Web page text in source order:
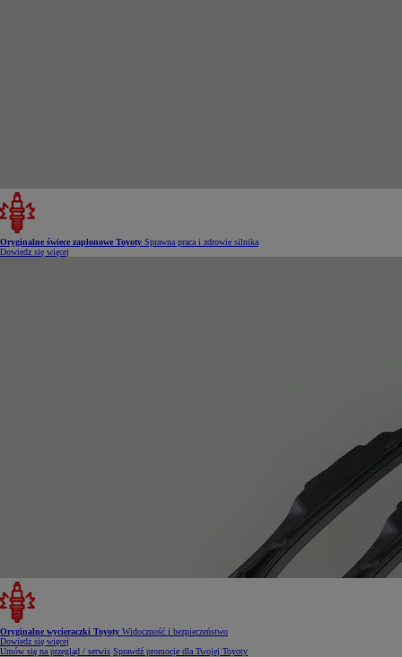
Oryginalne świece zapłonowe Toyoty Sprawna praca i zdrowie silnika
Dowiedz się więcej
Oryginalne wycieraczki Toyoty Widoczność i bezpieczeństwo
Dowiedz się więcej
Umów się na przegląd / serwis Sprawdź promocje dla Twojej Toyoty